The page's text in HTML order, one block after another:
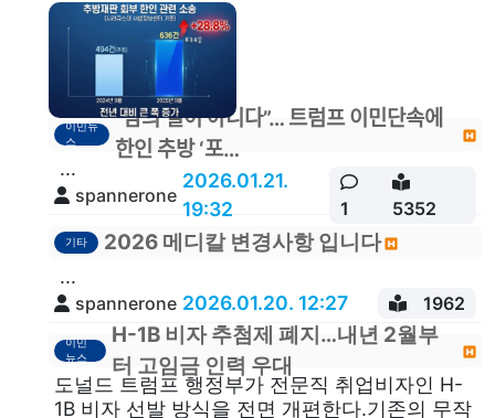
이민뉴
스
"남의 일이 아니다”… 트럼프 이민단속에
한인 추방 ‘포…
...
spannerone
2026.01.21.
19:32
1 5352
기타 2026 메디칼 변경사항 입니다
...
spannerone 2026.01.20. 12:27 1962
이민
뉴스
H-1B 비자 추첨제 폐지…내년 2월부
터 고임금 인력 우대
도널드 트럼프 행정부가 전문직 취업비자인 H-
1B 비자 선발 방식을 전면 개편한다.기존의 무작